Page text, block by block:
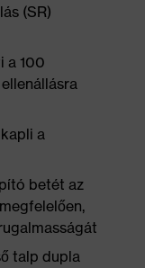
(SR)
a 100
a
betét az
talp dupla